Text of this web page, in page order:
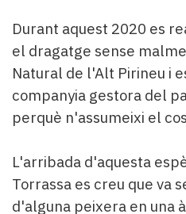
Durant aquest 2020 es
el dragatge sense
Natural de l'Alt Pirineu i
companyia gestora del
perquè n'assumeixi el
L'arribada d'aquesta
Torrassa es creu que va
d'alguna peixera en una